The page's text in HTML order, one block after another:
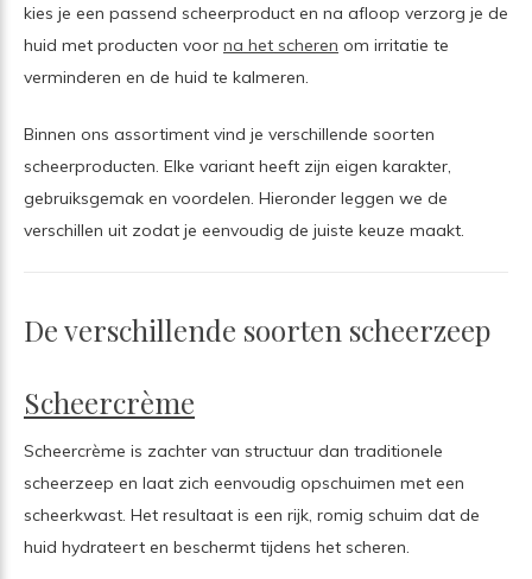
kies je een passend scheerproduct en na afloop verzorg je de
huid met producten voor na het scheren om irritatie te
verminderen en de huid te kalmeren.
Binnen ons assortiment vind je verschillende soorten
scheerproducten. Elke variant heeft zijn eigen karakter,
gebruiksgemak en voordelen. Hieronder leggen we de
verschillen uit zodat je eenvoudig de juiste keuze maakt.
De verschillende soorten scheerzeep
Scheercrème
Scheercrème is zachter van structuur dan traditionele
scheerzeep en laat zich eenvoudig opschuimen met een
scheerkwast. Het resultaat is een rijk, romig schuim dat de
huid hydrateert en beschermt tijdens het scheren.